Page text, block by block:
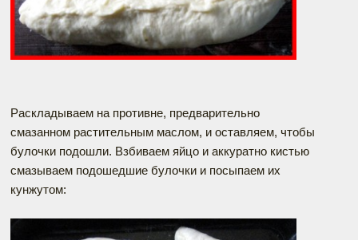
Раскладываем на противне, предварительно
смазанном растительным маслом, и оставляем, чтобы
булочки подошли. Взбиваем яйцо и аккуратно кистью
смазываем подошедшие булочки и посыпаем их
кунжутом: